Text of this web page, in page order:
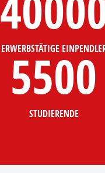
ERWERBSTÄTIGE
5500
STUDIERENDE